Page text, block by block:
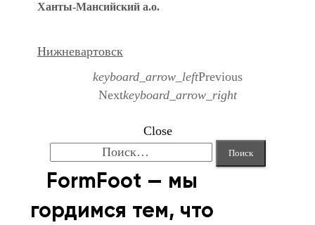
Ханты-Мансийский а.о.
Нижневартовск
keyboard_arrow_leftPrevious
Nextkeyboard_arrow_right
Close
FormFoot — мы
гордимся тем, что